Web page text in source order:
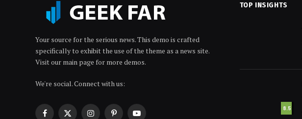
Your source for the serious news. This demo is crafted
specifically to exhibit the use of the theme as a news site.
Visit our main page for more demos.
We're social. Connect with us:
TOP INSIGHTS
8.5